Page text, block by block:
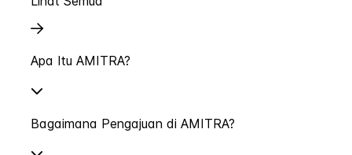
Apa Itu AMITRA?
Bagaimana Pengajuan di AMITRA?